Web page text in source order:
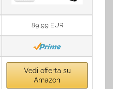
89,99 EUR
Vedi offerta su
Amazon